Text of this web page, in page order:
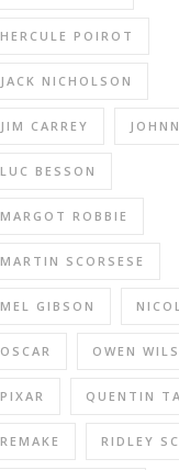
HERCULE POIROT
JACK NICHOLSON
JIM CARREY
LUC BESSON
MARGOT ROBBIE
MARTIN SCORSESE
MEL GIBSON
OSCAR OWEN
PIXAR QUENTIN
REMAKE RIDLEY